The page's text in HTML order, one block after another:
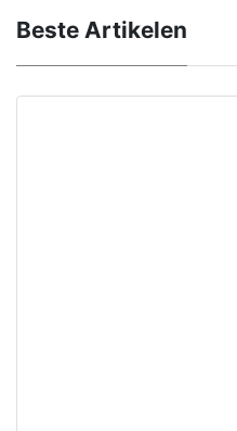
Beste Artikelen